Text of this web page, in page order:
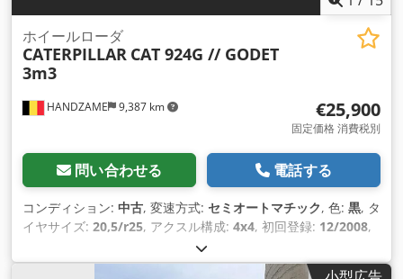
HANDZAME 9,387 km
ホイールローダ
CATERPILLAR CAT 924G // GODET
3m3
€25,900
固定価格 消費税別
問い合わせる 電話する
コンディション: 中古, 変速方式: セミオートマチック, 色: 黒, タ
イヤサイズ: 20,5/r25, アクスル構成: 4x4, 初回登録: 12/2008,
9,424 h, 装備: